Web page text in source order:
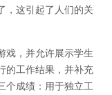
，这引起了人们的关
戏，并允许展示学生
的工作结果，并补充
个成绩：用于独立工